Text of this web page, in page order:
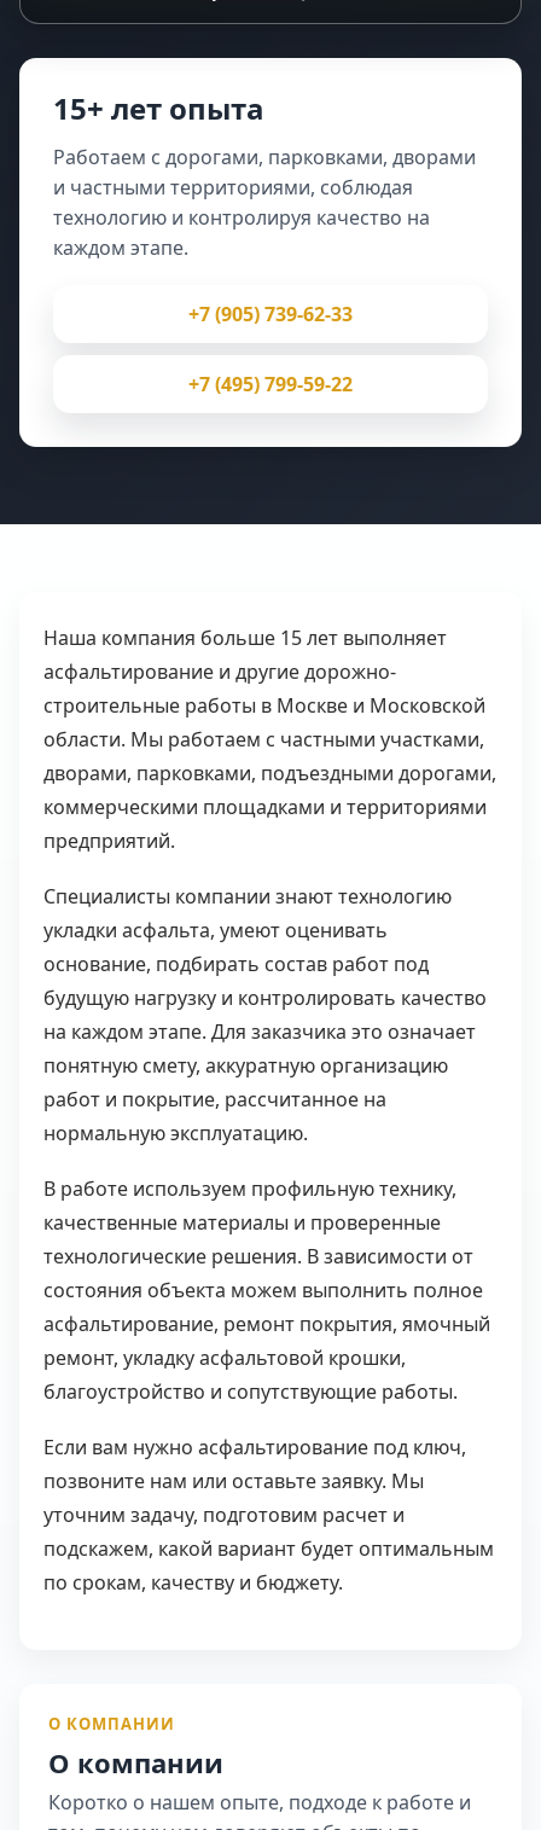
15+ лет опыта
Работаем с дорогами, парковками, дворами
и частными территориями, соблюдая
технологию и контролируя качество на
каждом этапе.
+7 (905) 739-62-33
+7 (495) 799-59-22
Наша компания больше 15 лет выполняет
асфальтирование и другие дорожно-
строительные работы в Москве и Московской
области. Мы работаем с частными участками,
дворами, парковками, подъездными дорогами,
коммерческими площадками и территориями
предприятий.
Специалисты компании знают технологию
укладки асфальта, умеют оценивать
основание, подбирать состав работ под
будущую нагрузку и контролировать качество
на каждом этапе. Для заказчика это означает
понятную смету, аккуратную организацию
работ и покрытие, рассчитанное на
нормальную эксплуатацию.
В работе используем профильную технику,
качественные материалы и проверенные
технологические решения. В зависимости от
состояния объекта можем выполнить полное
асфальтирование, ремонт покрытия, ямочный
ремонт, укладку асфальтовой крошки,
благоустройство и сопутствующие работы.
Если вам нужно асфальтирование под ключ,
позвоните нам или оставьте заявку. Мы
уточним задачу, подготовим расчет и
подскажем, какой вариант будет оптимальным
по срокам, качеству и бюджету.
О КОМПАНИИ
О компании
Коротко о нашем опыте, подходе к работе и